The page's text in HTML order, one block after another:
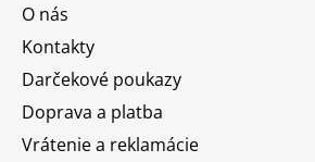
O nás
Kontakty
Darčekové poukazy
Doprava a platba
Vrátenie a reklamácie